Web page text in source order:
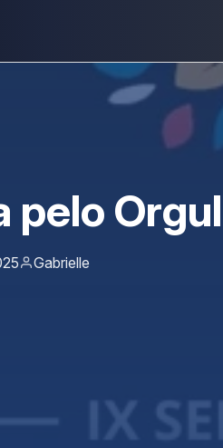
pelo
Gabrielle